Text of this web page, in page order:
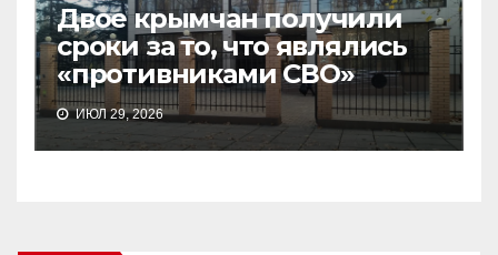
Двое крымчан получили
сроки за то, что являлись
«противниками СВО»
ИЮЛ 29, 2026